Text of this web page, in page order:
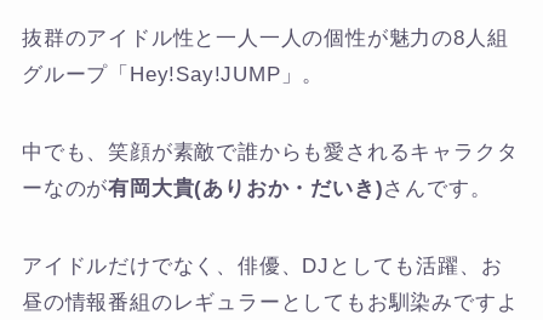
抜群のアイドル性と一人一人の個性が魅力の8人組
グループ「Hey!Say!JUMP」。
中でも、笑顔が素敵で誰からも愛されるキャラクタ
ーなのが有岡大貴(ありおか・だいき)さんです。
アイドルだけでなく、俳優、DJとしても活躍、お
昼の情報番組のレギュラーとしてもお馴染みですよ